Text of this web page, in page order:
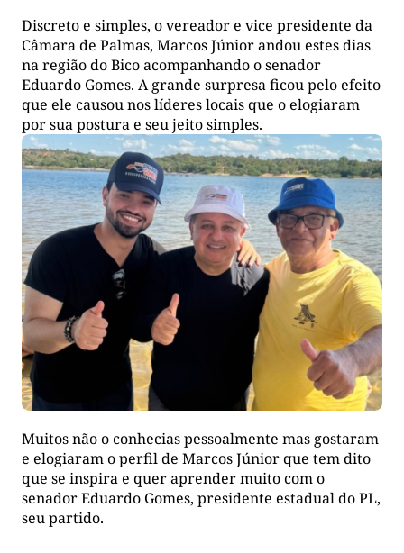
Discreto e simples, o vereador e vice presidente da
Câmara de Palmas, Marcos Júnior andou estes dias
na região do Bico acompanhando o senador
Eduardo Gomes. A grande surpresa ficou pelo efeito
que ele causou nos líderes locais que o elogiaram
por sua postura e seu jeito simples.
Muitos não o conhecias pessoalmente mas gostaram
e elogiaram o perfil de Marcos Júnior que tem dito
que se inspira e quer aprender muito com o
senador Eduardo Gomes, presidente estadual do PL,
seu partido.